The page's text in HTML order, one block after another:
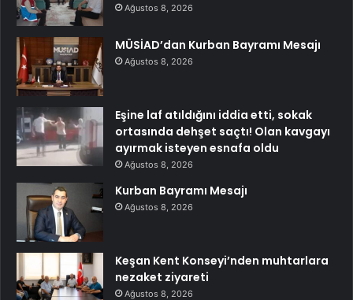
Ağustos 8, 2026
MÜSİAD’dan Kurban Bayramı Mesajı
Ağustos 8, 2026
Eşine laf atıldığını iddia etti, sokak
ortasında dehşet saçtı! Olan kavgayı
ayırmak isteyen esnafa oldu
Ağustos 8, 2026
Kurban Bayramı Mesajı
Ağustos 8, 2026
Keşan Kent Konseyi’nden muhtarlara
nezaket ziyareti
Ağustos 8, 2026